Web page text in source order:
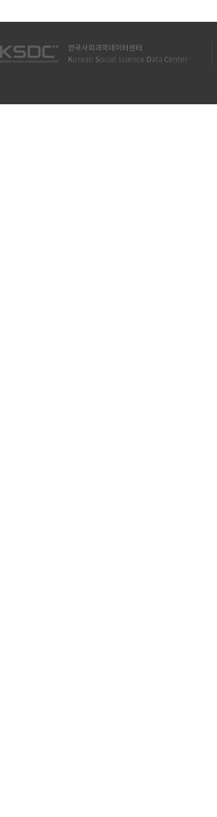
한국사회과학데이터센터
Korean Social science Data Center